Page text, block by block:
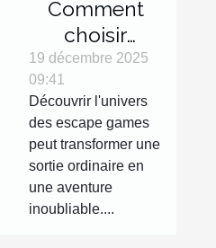
Comment
choisir
l'escape
game parfait
pour votre
prochaine
sortie ?
19 décembre 2025
09:41
Découvrir l'univers
des escape games
peut transformer une
sortie ordinaire en
une aventure
inoubliable....